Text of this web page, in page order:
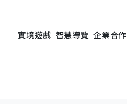
實境遊戲 智慧導覽 企業合作